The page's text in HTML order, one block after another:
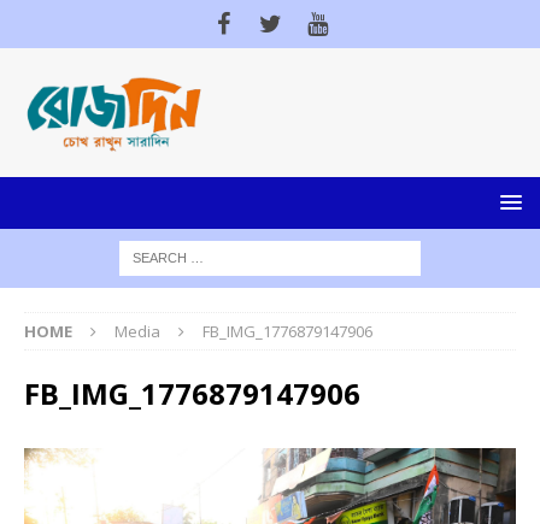
HOME Media FB_IMG_1776879147906
FB_IMG_1776879147906